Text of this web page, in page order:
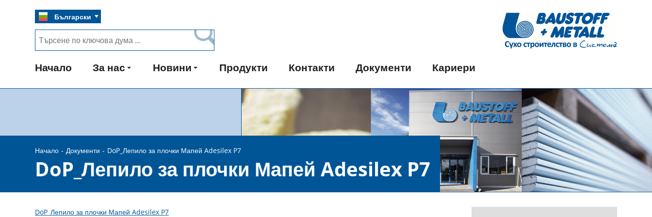
Български
Начало За нас Новини Продукти Контакти Документи Кариери
Начало Документи DoP_Лепило за плочки Мапей Adesilex P7
DoP_Лепило за плочки Мапей Adesilex P7
DoP_Лепило за плочки Мапей Adesilex P7